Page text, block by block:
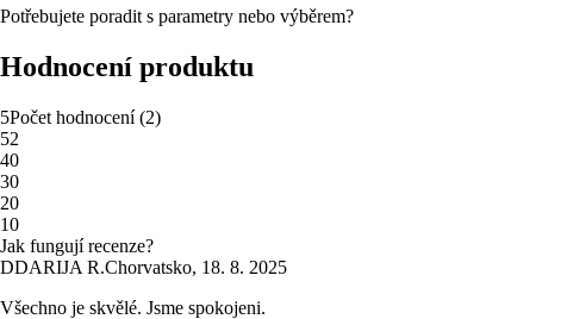
Potřebujete poradit s parametry nebo výběrem?
Hodnocení produktu
5Počet hodnocení(2)
52
40
30
20
10
Jak fungují recenze?
DDARIJA R.Chorvatsko, 18. 8. 2025
Všechno je skvělé. Jsme spokojeni.